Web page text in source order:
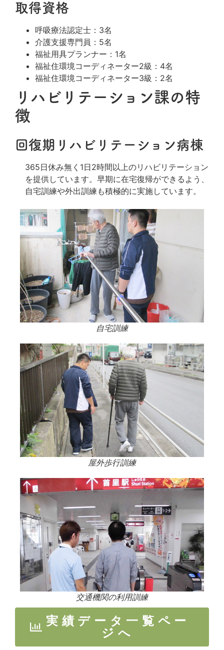
取得資格
呼吸療法認定士：3名
介護支援専門員：5名
福祉用具プランナー：1名
福祉住環境コーディネーター2級：4名
福祉住環境コーディネーター3級：2名
リハビリテーション課の特
徴
回復期リハビリテーション病棟
365日休み無く1日2時間以上のリハビリテーション
を提供しています。早期に在宅復帰ができるよう、
自宅訓練や外出訓練も積極的に実施しています。
自宅訓練
屋外歩行訓練
交通機関の利用訓練
実績データ一覧ペー
ジへ